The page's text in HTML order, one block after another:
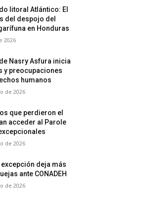
litoral Atlántico: El
del despojo del
en Honduras
2026
Nasry Asfura inicia
y preocupaciones
humanos
de 2026
que perdieron el
acceder al Parole
de 2026
deja más
ante CONADEH
de 2026